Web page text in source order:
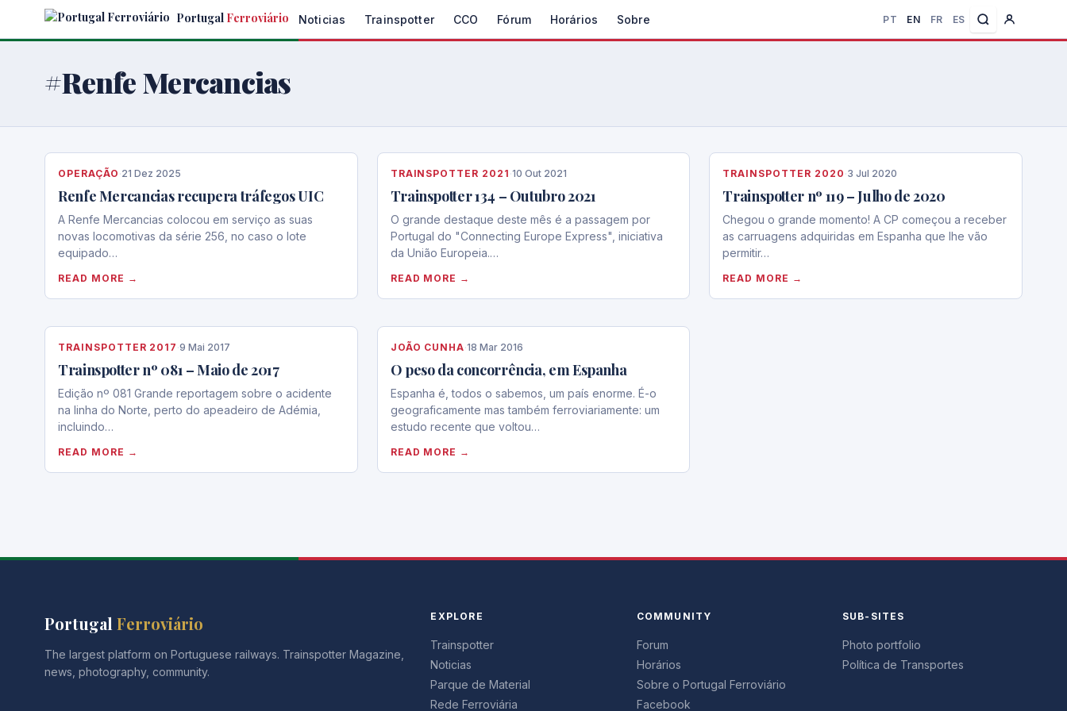
Portugal Ferroviário Noticias Trainspotter CCO Fórum Horários Sobre PT EN FR ES
#Renfe Mercancias
OPERAÇÃO ·21 Dez 2025
Renfe Mercancias recupera tráfegos UIC
A Renfe Mercancias colocou em serviço as suas
novas locomotivas da série 256, no caso o lote
equipado…
READ MORE →
TRAINSPOTTER 2021 ·10 Out 2021
Trainspotter 134 – Outubro 2021
O grande destaque deste mês é a passagem por
Portugal do "Connecting Europe Express", iniciativa
da União Europeia.…
READ MORE →
TRAINSPOTTER 2020 ·3 Jul 2020
Trainspotter nº 119 – Julho de 2020
Chegou o grande momento! A CP começou a receber
as carruagens adquiridas em Espanha que lhe vão
permitir…
READ MORE →
TRAINSPOTTER 2017 ·9 Mai 2017
Trainspotter nº 081 – Maio de 2017
Edição nº 081 Grande reportagem sobre o acidente
na linha do Norte, perto do apeadeiro de Adémia,
incluindo…
READ MORE →
JOÃO CUNHA·18 Mar 2016
O peso da concorrência, em Espanha
Espanha é, todos o sabemos, um país enorme. É-o
geograficamente mas também ferroviariamente: um
estudo recente que voltou…
READ MORE →
Portugal Ferroviário
The largest platform on Portuguese railways. Trainspotter Magazine,
news, photography, community.
EXPLORE
Trainspotter
Noticias
Parque de Material
Rede Ferroviária
COMMUNITY
Forum
Horários
Sobre o Portugal Ferroviário
Facebook
SUB-SITES
Photo portfolio
Política de Transportes